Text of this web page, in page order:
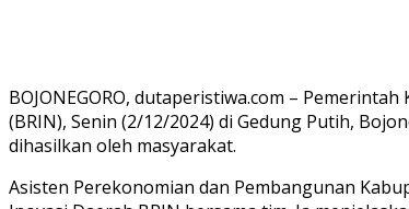
BOJONEGORO, dutaperistiwa.com –
(BRIN), Senin (2/12/2024) di Gedung Putih,
dihasilkan oleh masyarakat.
Asisten Perekonomian dan Pembangunan